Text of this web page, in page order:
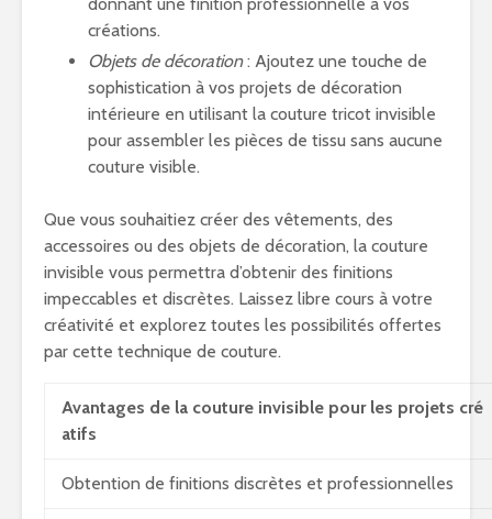
créations.
Objets de décoration: Ajoutez une touche de
sophistication à vos projets de décoration
intérieure en utilisant la couture tricot invisible
pour assembler les pièces de tissu sans aucune
couture visible.
Que vous souhaitiez créer des vêtements, des
accessoires ou des objets de décoration, la couture
invisible vous permettra d’obtenir des finitions
impeccables et discrètes. Laissez libre cours à votre
créativité et explorez toutes les possibilités offertes
par cette technique de couture.
Avantages de la couture invisible pour les projets cré
atifs
Obtention de finitions discrètes et professionnelles